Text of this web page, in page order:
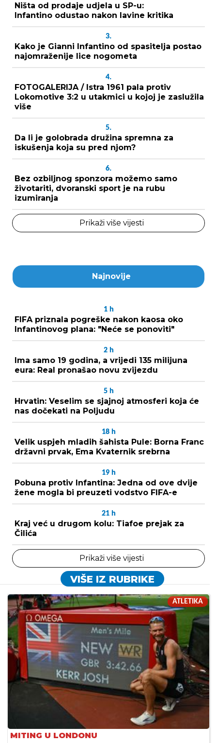
Ništa od prodaje udjela u SP-u:
Infantino odustao nakon lavine kritika
3.
Kako je Gianni Infantino od spasitelja postao
najomraženije lice nogometa
4.
FOTOGALERIJA / Istra 1961 pala protiv
Lokomotive 3:2 u utakmici u kojoj je zaslužila
više
5.
Da li je golobrada družina spremna za
iskušenja koja su pred njom?
6.
Bez ozbiljnog sponzora možemo samo
životariti, dvoranski sport je na rubu
izumiranja
Prikaži više vijesti
Najnovije
1 h
FIFA priznala pogreške nakon kaosa oko
Infantinovog plana: "Neće se ponoviti"
2 h
Ima samo 19 godina, a vrijedi 135 milijuna
eura: Real pronašao novu zvijezdu
5 h
Hrvatin: Veselim se sjajnoj atmosferi koja će
nas dočekati na Poljudu
18 h
Velik uspjeh mladih šahista Pule: Borna Franc
državni prvak, Ema Kvaternik srebrna
19 h
Pobuna protiv Infantina: Jedna od ove dvije
žene mogla bi preuzeti vodstvo FIFA-e
21 h
Kraj već u drugom kolu: Tiafoe prejak za
Čilića
Prikaži više vijesti
VIŠE IZ RUBRIKE
ATLETIKA
MITING U LONDONU